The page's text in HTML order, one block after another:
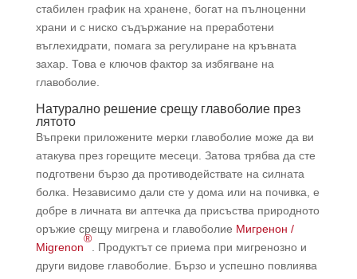
стабилен график на хранене, богат на пълноценни
храни и с ниско съдържание на преработени
въглехидрати, помага за регулиране на кръвната
захар. Това е ключов фактор за избягване на
главоболие.
Натурално решение срещу главоболие през
лятото
Въпреки приложените мерки главоболие може да ви
атакува през горещите месеци. Затова трябва да сте
подготвени бързо да противодействате на силната
болка. Независимо дали сте у дома или на почивка, е
добре в личната ви аптечка да присъства природното
оръжие срещу мигрена и главоболие Мигренон /
Migrenon
®
. Продуктът се приема при мигренозно и
други видове главоболие. Бързо и успешно повлиява